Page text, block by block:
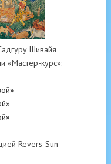
Шивайя
«Мастер-курс»:
Revers-Sun